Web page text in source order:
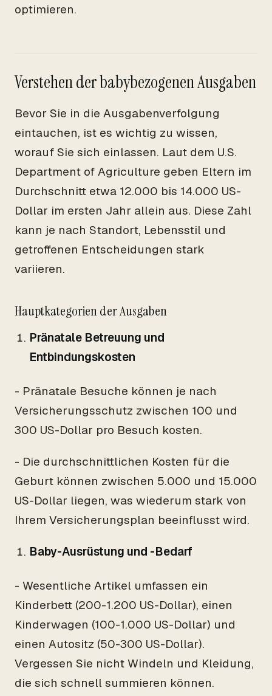
optimieren.
Verstehen der babybezogenen Ausgaben
Bevor Sie in die Ausgabenverfolgung
eintauchen, ist es wichtig zu wissen,
worauf Sie sich einlassen. Laut dem U.S.
Department of Agriculture geben Eltern im
Durchschnitt etwa 12.000 bis 14.000 US-
Dollar im ersten Jahr allein aus. Diese Zahl
kann je nach Standort, Lebensstil und
getroffenen Entscheidungen stark
variieren.
Hauptkategorien der Ausgaben
Pränatale Betreuung und
Entbindungskosten
- Pränatale Besuche können je nach
Versicherungsschutz zwischen 100 und
300 US-Dollar pro Besuch kosten.
- Die durchschnittlichen Kosten für die
Geburt können zwischen 5.000 und 15.000
US-Dollar liegen, was wiederum stark von
Ihrem Versicherungsplan beeinflusst wird.
Baby-Ausrüstung und -Bedarf
- Wesentliche Artikel umfassen ein
Kinderbett (200-1.200 US-Dollar), einen
Kinderwagen (100-1.000 US-Dollar) und
einen Autositz (50-300 US-Dollar).
Vergessen Sie nicht Windeln und Kleidung,
die sich schnell summieren können.